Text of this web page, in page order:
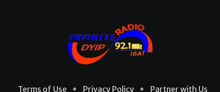
Terms of Use Privacy Policy Partner with Us